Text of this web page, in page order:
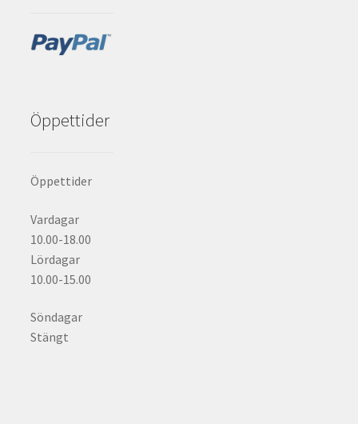
Öppettider
Öppettider
Vardagar
10.00-18.00
Lördagar
10.00-15.00
Söndagar
Stängt